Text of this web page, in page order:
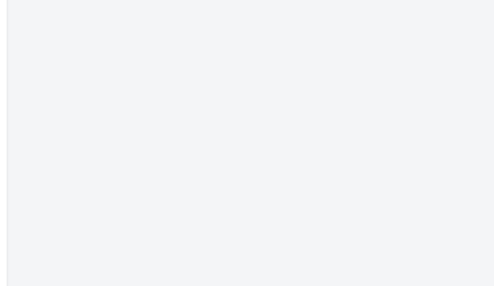
저장소